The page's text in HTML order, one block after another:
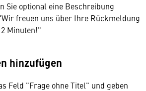
Sie optional eine Beschreibung
freuen uns über Ihre Rückmeldung
Minuten!"
hinzufügen
Feld "Frage ohne Titel" und geben